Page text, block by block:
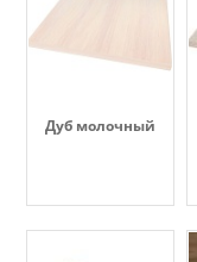
Дуб молочный